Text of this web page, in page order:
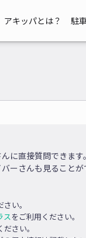
アキッパとは？ 駐
に直接質問できま
ーさんも見ることが
い。
スをご利用ください。
さい。